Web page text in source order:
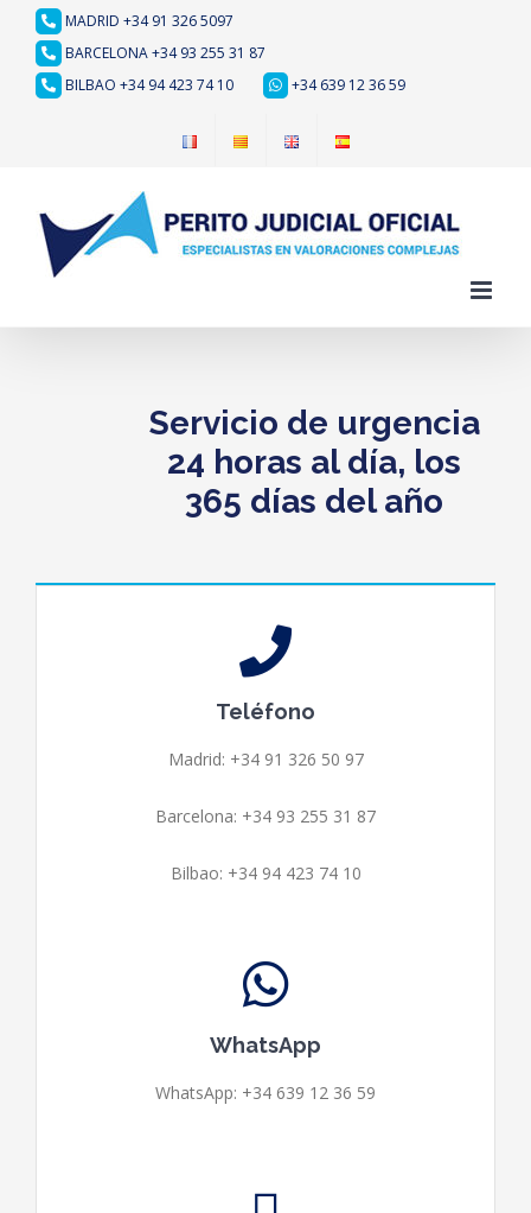
Saltar
contenido
MADRID +34 91 326 5097
BARCELONA +34 93 255 31 87
BILBAO +34 94 423 74 10
+34 639 12 36 59
Servicio de urgencia
24 horas al día, los
365 días del año
Teléfono
Madrid: +34 91 326 50 97
Barcelona: +34 93 255 31 87
Bilbao: +34 94 423 74 10
WhatsApp
WhatsApp: +34 639 12 36 59